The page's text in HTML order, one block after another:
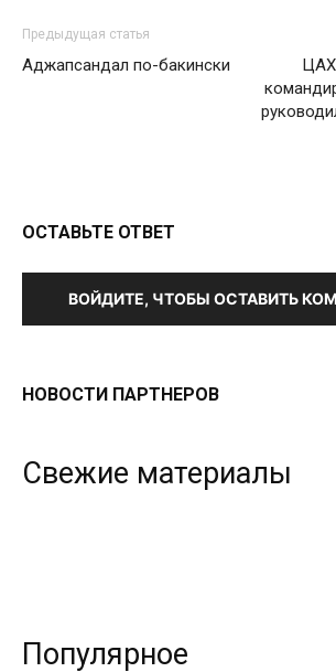
Предыдущая статья
Аджапсандал по-бакински
ОСТАВЬТЕ ОТВЕТ
ВОЙДИТЕ, ЧТОБЫ ОСТАВИТЬ
НОВОСТИ ПАРТНЕРОВ
Свежие материалы
Популярное